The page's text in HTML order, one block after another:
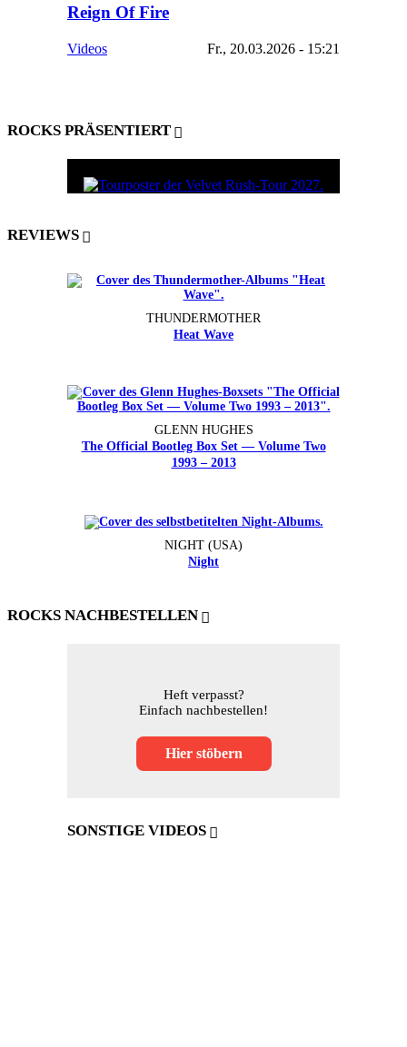
Reign Of Fire
Videos Fr., 20.03.2026 - 15:21
ROCKS PRÄSENTIERT
REVIEWS
THUNDERMOTHER
Heat Wave
GLENN HUGHES
The Official Bootleg Box Set — Volume Two
1993 – 2013
NIGHT (USA)
Night
ROCKS NACHBESTELLEN
Heft verpasst?
Einfach nachbestellen!
Hier stöbern
SONSTIGE VIDEOS